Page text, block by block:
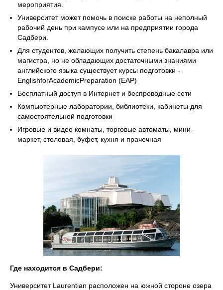
мероприятия.
Университет может помочь в поиске работы на неполный
рабочий день при кампусе или на предприятии города
Садбери.
Для студентов, желающих получить степень бакалавра или
магистра, но не обладающих достаточными знаниями
английского языка существует курсы подготовки -
EnglishforAcademicPreparation (EAP)
Бесплатный доступ в Интернет и беспроводные сети
Компьютерные лаборатории, библиотеки, кабинеты для
самостоятельной подготовки
Игровые и видео комнаты, торговые автоматы, мини-
маркет, столовая, буфет, кухня и прачечная
Где находится в Садбери:
Университет Laurentian расположен на южной стороне озера